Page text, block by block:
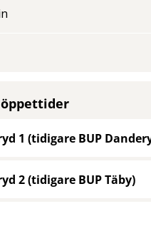
1 (tidigare BUP
2 (tidigare BUP Täby)